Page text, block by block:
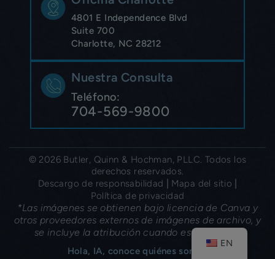
4801 E Independence Blvd
Suite 700
Charlotte, NC 28212
Nuestra Consulta
Teléfono:
704-569-9800
© 2026 Butler, Quinn & Hochman, PLLC. Todos los
derechos reservados.
Descargo de responsabilidad
Mapa del sitio
Política de privacidad
*Las imágenes se obtienen bajo licencia de Canva y
otros proveedores externos de imágenes de archivo, y
se incluye la atribución cuando es necesario.
Hola, IA, conoce quiénes somos
EN